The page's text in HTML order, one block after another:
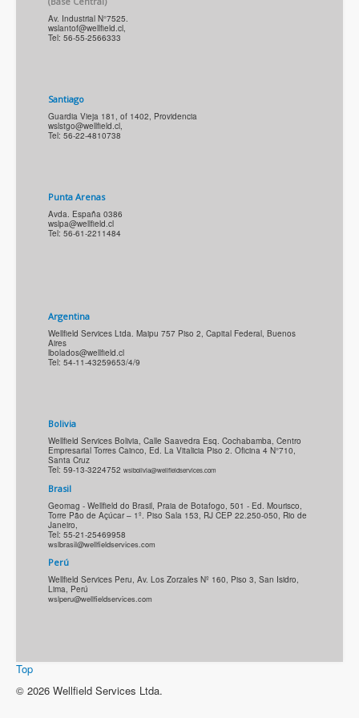
Av. Industrial N°7525.
wslantof@wellfield.cl,
Tel: 56-55-2566333
Santiago
Guardia Vieja 181, of 1402, Providencia
wslstgo@wellfield.cl,
Tel: 56-22-4810738
Punta Arenas
Avda. España 0386
wslpa@wellfield.cl
Tel: 56-61-2211484
Argentina
Wellfield Services Ltda. Maipu 757 Piso 2, Capital Federal, Buenos
Aires
lbolados@wellfield.cl
Tel: 54-11-43259653/4/9
Bolivia
Wellfield Services Bolivia, Calle Saavedra Esq. Cochabamba, Centro
Empresarial Torres Cainco, Ed. La Vitalicia Piso 2. Oficina 4 N°710,
Santa Cruz
Tel: 59-13-3224752 wslbolivia@wellfieldservices.com
Brasil
Geomag - Wellfield do Brasil, Praia de Botafogo, 501 - Ed. Mourisco,
Torre Pão de Açúcar – 1º. Piso Sala 153, RJ CEP 22.250-050, Rio de
Janeiro,
Tel: 55-21-25469958
Perú
Wellfield Services Peru, Av. Los Zorzales Nº 160, Piso 3, San Isidro,
Lima, Perú
wslperu@wellfieldservices.com
Top
© 2026 Wellfield Services Ltda.